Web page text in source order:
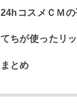
24hコスメＣＭの
てちが使ったリ
まとめ